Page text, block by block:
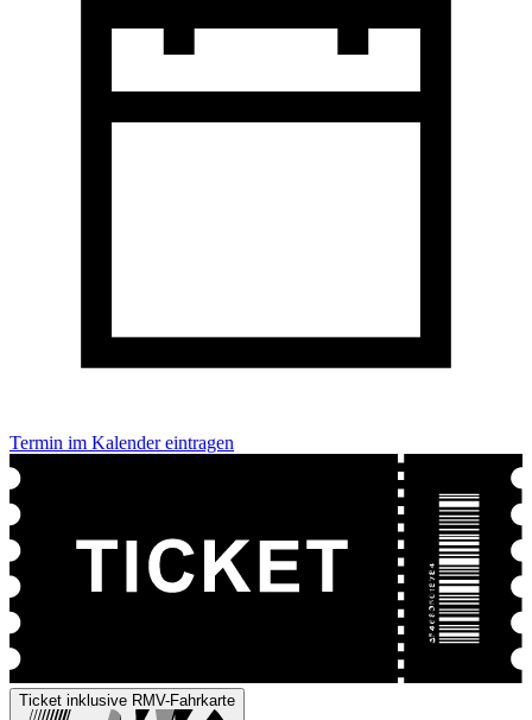
Termin im Kalender eintragen
Ticket inklusive RMV-Fahrkarte